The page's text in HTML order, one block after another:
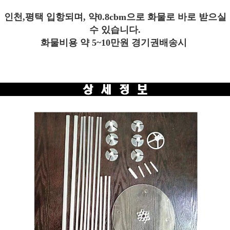
인천,평택 입항되며, 약0.8cbm으로 화물로 바로 받으실
수 있습니다.
화물비용 약 5~10만원 경기권배송시